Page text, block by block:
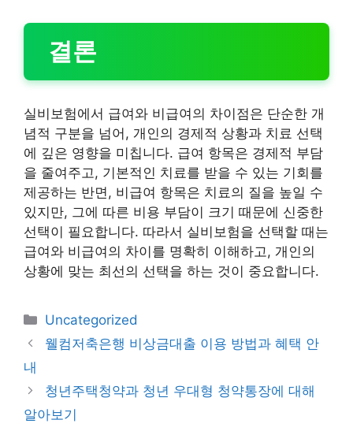
결론
실비보험에서 급여와 비급여의 차이점은 단순한 개
념적 구분을 넘어, 개인의 경제적 상황과 치료 선택
에 깊은 영향을 미칩니다. 급여 항목은 경제적 부담
을 줄여주고, 기본적인 치료를 받을 수 있는 기회를
제공하는 반면, 비급여 항목은 치료의 질을 높일 수
있지만, 그에 따른 비용 부담이 크기 때문에 신중한
선택이 필요합니다. 따라서 실비보험을 선택할 때는
급여와 비급여의 차이를 명확히 이해하고, 개인의
상황에 맞는 최선의 선택을 하는 것이 중요합니다.
카
테
Uncategorized
웰컴저축은행 비상금대출 이용 방법과 혜택 안
내
청년주택청약과 청년 우대형 청약통장에 대해
알아보기